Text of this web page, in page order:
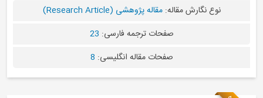
نوع نگارش مقاله:مقاله پژوهشی (Research Article)
صفحات ترجمه فارسی:23
صفحات مقاله انگلیسی:8